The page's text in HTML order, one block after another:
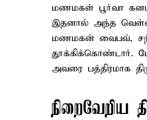
மணமகள் பூர்வா
இதனால் அந்த வெள்ள
மணமகன் வைபவ்,
தூக்கிக்கொண்டார்.
அவரை பத்திரமாக
நிறைவேறிய